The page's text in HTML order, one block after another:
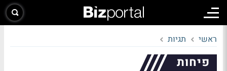
ראשי תגיות
פיחות